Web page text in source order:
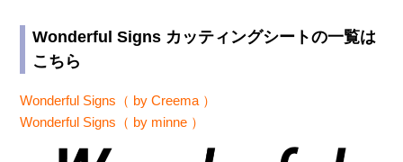
Wonderful Signs カッティングシートの一覧は
こちら
Wonderful Signs（ by Creema ）
Wonderful Signs（ by minne ）